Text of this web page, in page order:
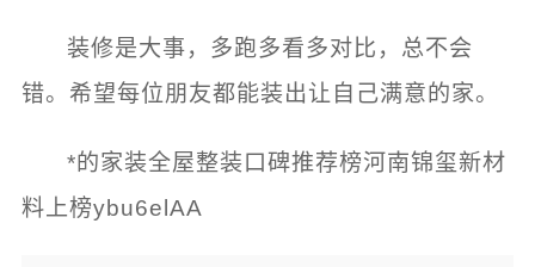
装修是大事，多跑多看多对比，总不会
错。希望每位朋友都能装出让自己满意的家。
*的家装全屋整装口碑推荐榜河南锦玺新材
料上榜ybu6elAA